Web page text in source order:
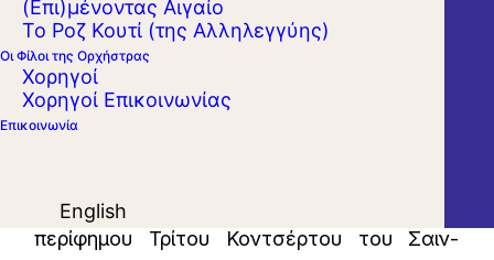
(Επι)μένοντας Αιγαίο
Το Ροζ Κουτί (της Αλληλεγγύης)
Οι Φίλοι της Ορχήστρας
Χορηγοί
Χορηγοί Επικοινωνίας
Επικοινωνία
English
ηδυπαθώς σε άλλοτε ειδυλλιακά και άλλοτε
φρενήρη βαλς των Βέμπερ, Στράους και
Ραβέλ. Η «χορευτική» βραδιά
συμπληρώνεται με τον εξέχοντα βιολιστή
την δεξιοτεχνία του στην εκτέλεση του
περίφημου Τρίτου Κοντσέρτου του Σαιν-